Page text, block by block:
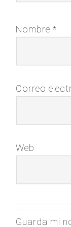
Nombre*
Correo
Web
Guarda mi